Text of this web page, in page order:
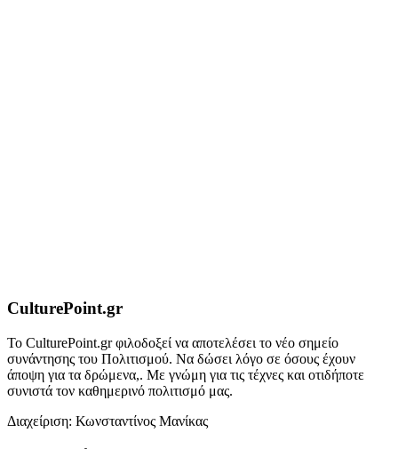
CulturePoint.gr
Το CulturePoint.gr φιλοδοξεί να αποτελέσει το νέο σημείο
συνάντησης του Πολιτισμού. Να δώσει λόγο σε όσους έχουν
άποψη για τα δρώμενα,. Με γνώμη για τις τέχνες και οτιδήποτε
συνιστά τον καθημερινό πολιτισμό μας.
Διαχείριση: Κωνσταντίνος Μανίκας